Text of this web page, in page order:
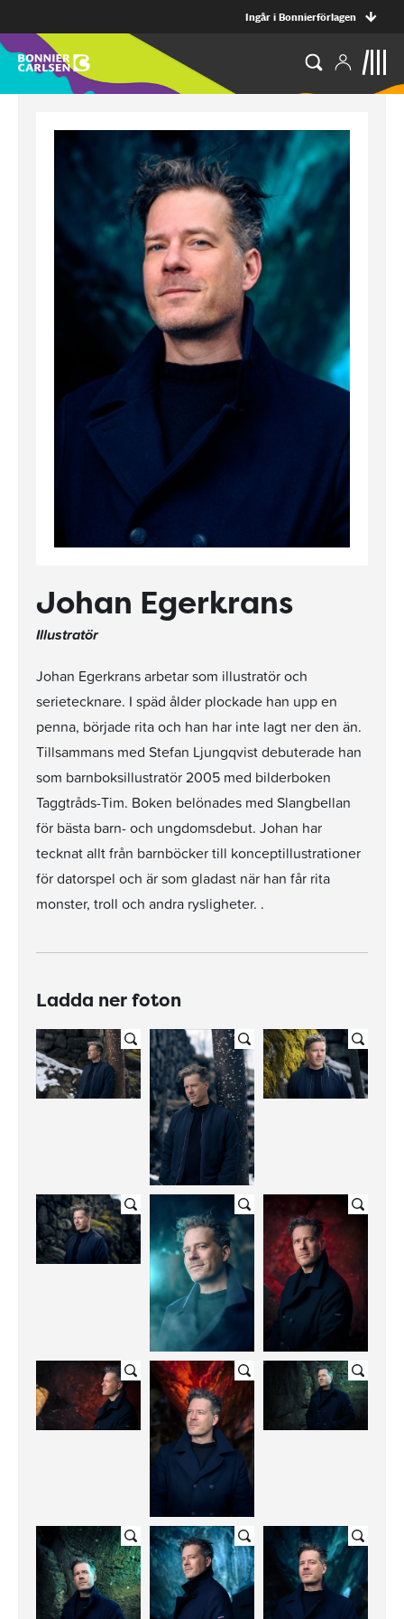
Ingår i Bonnierförlagen
Johan Egerkrans
Illustratör
Johan Egerkrans arbetar som illustratör och
serietecknare. I späd ålder plockade han upp en
penna, började rita och han har inte lagt ner den än.
Tillsammans med Stefan Ljungqvist debuterade han
som barnboksillustratör 2005 med bilderboken
Taggtråds-Tim. Boken belönades med Slangbellan
för bästa barn- och ungdomsdebut. Johan har
tecknat allt från barnböcker till konceptillustrationer
för datorspel och är som gladast när han får rita
monster, troll och andra rysligheter. .
Ladda ner foton